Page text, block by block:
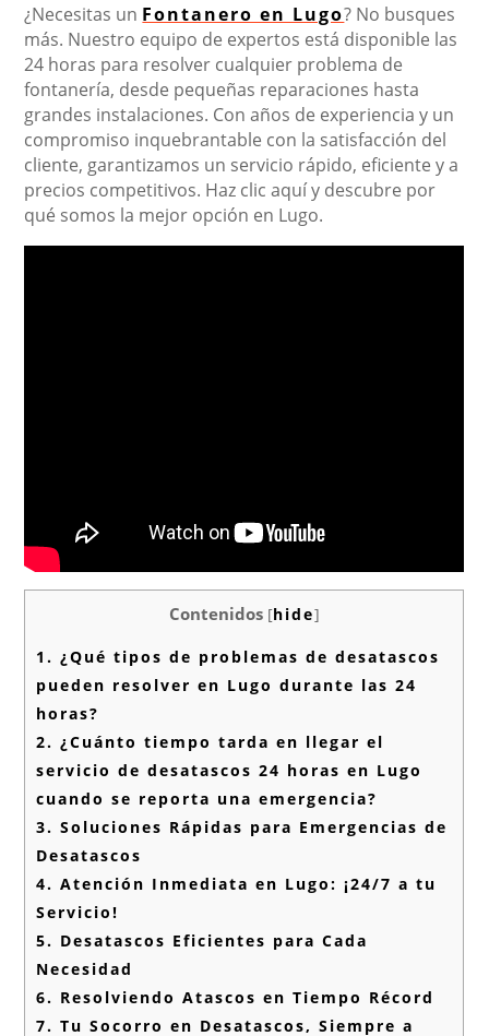
¿Necesitas un Fontanero en Lugo? No busques
más. Nuestro equipo de expertos está disponible las
24 horas para resolver cualquier problema de
fontanería, desde pequeñas reparaciones hasta
grandes instalaciones. Con años de experiencia y un
compromiso inquebrantable con la satisfacción del
cliente, garantizamos un servicio rápido, eficiente y a
precios competitivos. Haz clic aquí y descubre por
qué somos la mejor opción en Lugo.
Contenidos [hide]
1. ¿Qué tipos de problemas de desatascos
pueden resolver en Lugo durante las 24
horas?
2. ¿Cuánto tiempo tarda en llegar el
servicio de desatascos 24 horas en Lugo
cuando se reporta una emergencia?
3. Soluciones Rápidas para Emergencias de
Desatascos
4. Atención Inmediata en Lugo: ¡24/7 a tu
Servicio!
5. Desatascos Eficientes para Cada
Necesidad
6. Resolviendo Atascos en Tiempo Récord
7. Tu Socorro en Desatascos, Siempre a